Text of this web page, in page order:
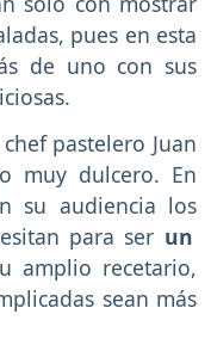
pues en esta
de uno con sus
pastelero Juan
muy dulcero. En
su audiencia los
para ser un
amplio recetario,
sean más